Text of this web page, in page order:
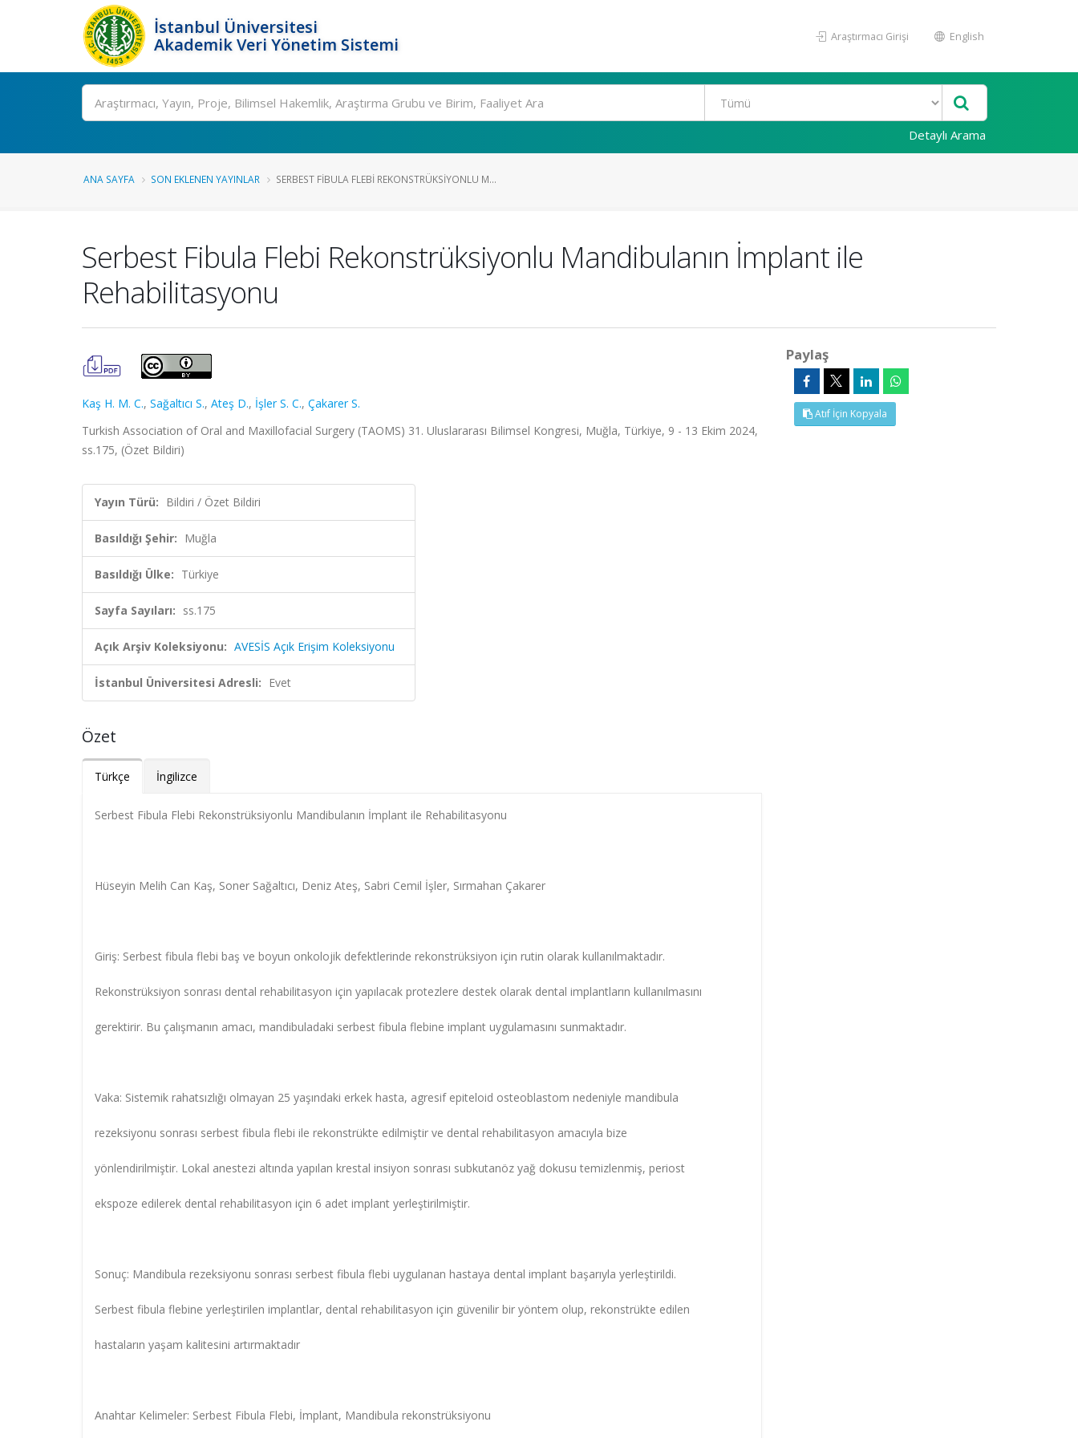
İstanbul Üniversitesi
Akademik Veri Yönetim Sistemi
Araştırmacı Girişi English
Ara
Detaylı Arama
ANA SAYFA SON EKLENEN YAYINLAR SERBEST FIBULA FLEBI REKONSTRÜKSIYONLU M...
Serbest Fibula Flebi Rekonstrüksiyonlu Mandibulanın İmplant ile
Rehabilitasyonu
Kaş H. M. C., Sağaltıcı S., Ateş D., İşler S. C., Çakarer S.
Turkish Association of Oral and Maxillofacial Surgery (TAOMS) 31. Uluslararası Bilimsel Kongresi, Muğla, Türkiye, 9 - 13 Ekim 2024,
ss.175, (Özet Bildiri)
Yayın Türü: Bildiri / Özet Bildiri
Basıldığı Şehir: Muğla
Basıldığı Ülke: Türkiye
Sayfa Sayıları: ss.175
Açık Arşiv Koleksiyonu: AVESİS Açık Erişim Koleksiyonu
İstanbul Üniversitesi Adresli: Evet
Özet
Türkçe İngilizce
Serbest Fibula Flebi Rekonstrüksiyonlu Mandibulanın İmplant ile Rehabilitasyonu
Hüseyin Melih Can Kaş, Soner Sağaltıcı, Deniz Ateş, Sabri Cemil İşler, Sırmahan Çakarer
Giriş: Serbest fibula flebi baş ve boyun onkolojik defektlerinde rekonstrüksiyon için rutin olarak kullanılmaktadır.
Rekonstrüksiyon sonrası dental rehabilitasyon için yapılacak protezlere destek olarak dental implantların kullanılmasını
gerektirir. Bu çalışmanın amacı, mandibuladaki serbest fibula flebine implant uygulamasını sunmaktadır.
Vaka: Sistemik rahatsızlığı olmayan 25 yaşındaki erkek hasta, agresif epiteloid osteoblastom nedeniyle mandibula
rezeksiyonu sonrası serbest fibula flebi ile rekonstrükte edilmiştir ve dental rehabilitasyon amacıyla bize
yönlendirilmiştir. Lokal anestezi altında yapılan krestal insiyon sonrası subkutanöz yağ dokusu temizlenmiş, periost
ekspoze edilerek dental rehabilitasyon için 6 adet implant yerleştirilmiştir.
Sonuç: Mandibula rezeksiyonu sonrası serbest fibula flebi uygulanan hastaya dental implant başarıyla yerleştirildi.
Serbest fibula flebine yerleştirilen implantlar, dental rehabilitasyon için güvenilir bir yöntem olup, rekonstrükte edilen
hastaların yaşam kalitesini artırmaktadır
Anahtar Kelimeler: Serbest Fibula Flebi, İmplant, Mandibula rekonstrüksiyonu
Paylaş
Atıf İçin Kopyala